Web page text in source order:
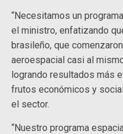
“Necesitamos un
el ministro, enfatizando
brasileño, que
aeroespacial casi al
logrando resultados más
frutos económicos y
el sector.
“Nuestro programa